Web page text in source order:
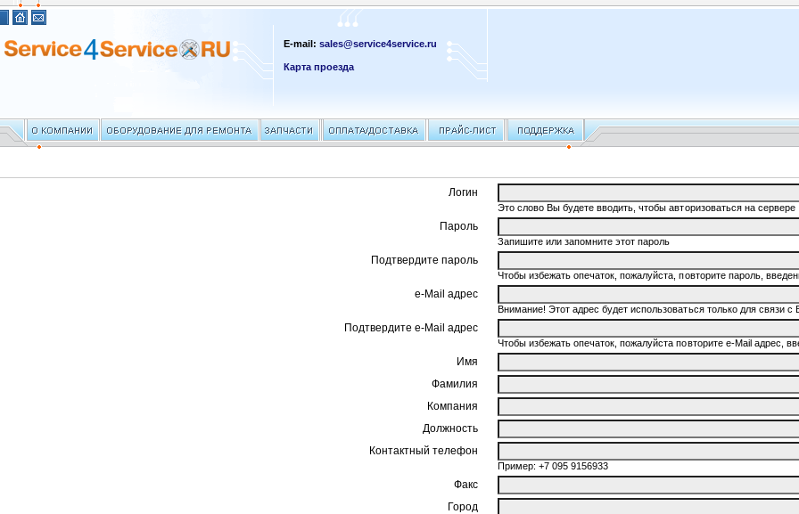
E-mail:sales@service4service.ru
Карта проезда
Логин
Это слово Вы будете вводить, чтобы авторизоваться на сервере
Пароль
Запишите или запомните этот пароль
Подтвердите пароль
Чтобы избежать опечаток, пожалуйста, повторите пароль,
e-Mail адрес
Внимание! Этот адрес будет использоваться только для связи
Подтвердите e-Mail адрес
Чтобы избежать опечаток, пожалуйста повторите e-Mail адрес,
Имя
Фамилия
Компания
Должность
Контактный телефон
Пример: +7 095 9156933
Факс
Город